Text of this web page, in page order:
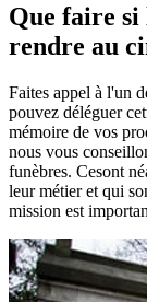
Que faire si
rendre au
Faites appel à l'un
pouvez déléguer
mémoire de vos
nous vous
funèbres. Cesont
leur métier et qui
mission est